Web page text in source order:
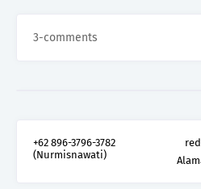
3-comments
+62 896-3796-3782
(Nurmisnawati)